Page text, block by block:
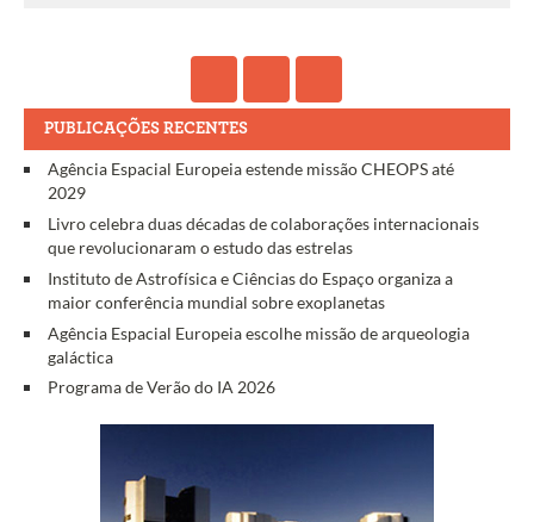
PUBLICAÇÕES RECENTES
Agência Espacial Europeia estende missão CHEOPS até
2029
Livro celebra duas décadas de colaborações internacionais
que revolucionaram o estudo das estrelas
Instituto de Astrofísica e Ciências do Espaço organiza a
maior conferência mundial sobre exoplanetas
Agência Espacial Europeia escolhe missão de arqueologia
galáctica
Programa de Verão do IA 2026